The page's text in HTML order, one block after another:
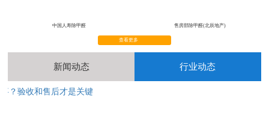
中国人寿除甲醛 售房部除甲醛(北辰地产)
查看更多
新闻动态 行业动态
？验收和售后才是关键